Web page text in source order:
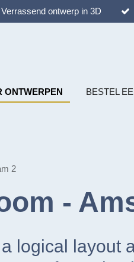
Verrassend ontwerp in 3D
ONTWERPEN BESTEL
2
-
logical layout